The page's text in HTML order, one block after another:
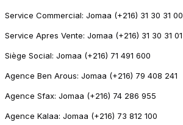
Service Commercial: Jomaa (+216) 31 30 31 00
Service Apres Vente: Jomaa (+216) 31 30 31 01
Siège Social: Jomaa (+216) 71 491 600
Agence Ben Arous: Jomaa (+216) 79 408 241
Agence Sfax: Jomaa (+216) 74 286 955
Agence Kalaa: Jomaa (+216) 73 812 100